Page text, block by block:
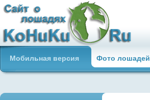
Сайт о лошадях loshadiya.ru
Приветствуем всех любителей
лошадей и конного спорта!
Мобильная версия Фото лошадей